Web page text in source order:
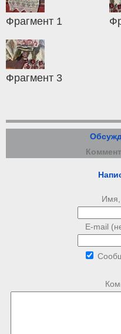
Фрагмент 1
Фрагмент 3
E-mail